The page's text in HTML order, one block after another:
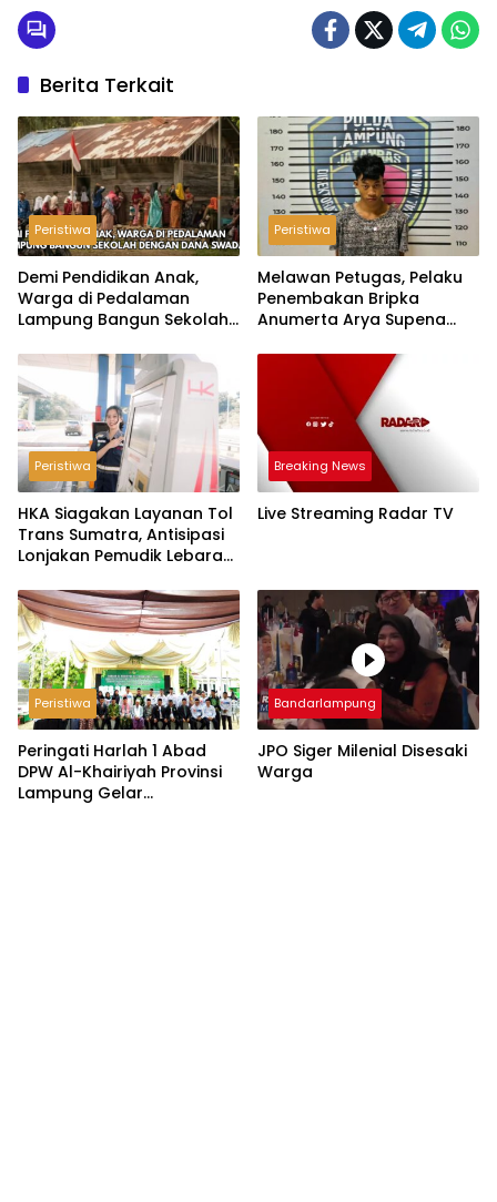
Berita Terkait
Peristiwa
Demi Pendidikan Anak,
Warga di Pedalaman
Lampung Bangun Sekolah
Peristiwa
Melawan Petugas, Pelaku
Penembakan Bripka
Anumerta Arya Supena
Hantu
Peristiwa
HKA Siagakan Layanan Tol
Trans Sumatra, Antisipasi
Lonjakan Pemudik Lebaran
Breaking News
Live Streaming Radar TV
Peristiwa
Peringati Harlah 1 Abad
DPW Al-Khairiyah Provinsi
Lampung Gelar
Bandarlampung
JPO Siger Milenial Disesaki
Warga